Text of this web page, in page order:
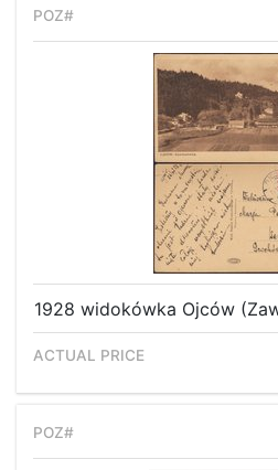
1928 widokówka Ojców